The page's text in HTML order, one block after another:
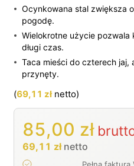
Ocynkowana stal zwiększa
pogodę.
Wielokrotne użycie pozwala
długi czas.
Taca mieści do czterech jaj,
przynęty.
(69,11 złnetto)
85,00 zł
69,11 złnetto